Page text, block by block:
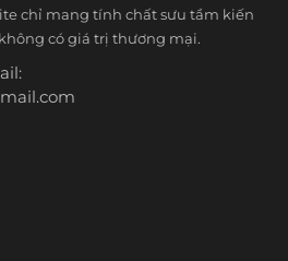
chỉ mang tính chất sưu tầm kiến
có giá trị thương mại.